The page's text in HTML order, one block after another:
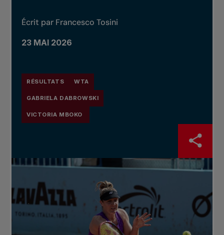
Écrit par Francesco Tosini
23 MAI 2026
RÉSULTATS WTA
GABRIELA DABROWSKI
VICTORIA MBOKO